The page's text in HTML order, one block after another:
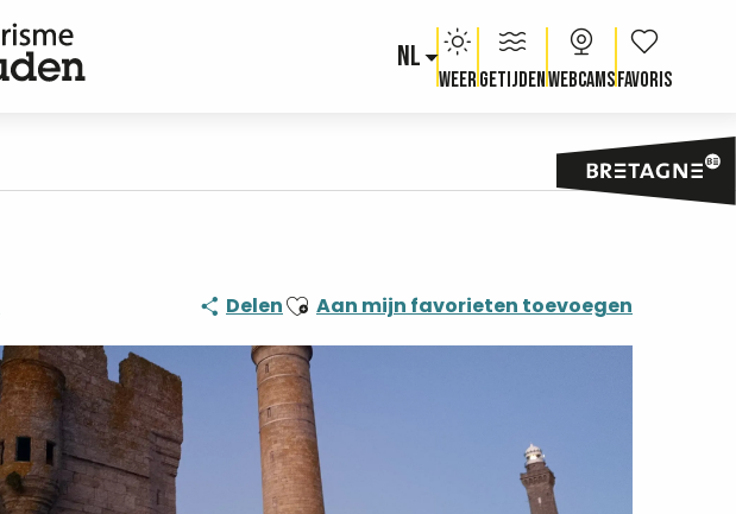
NL
WeerGetijdenWebcams Voir les
DelenAjouter aux favoris
Aan mijn favorieten toevoegen